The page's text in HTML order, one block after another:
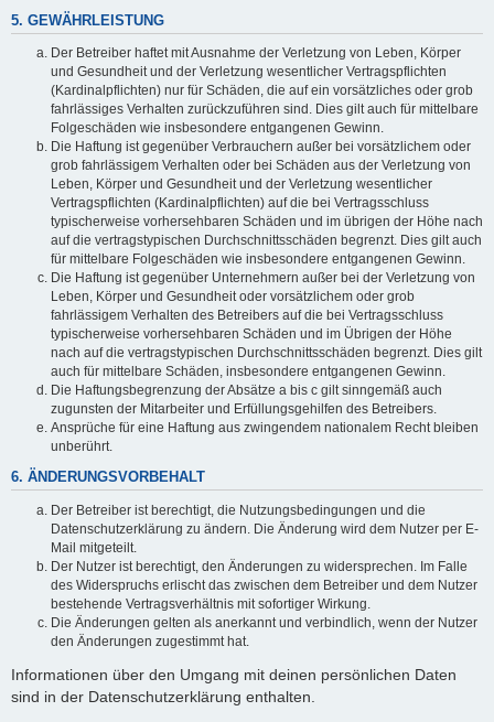
5. GEWÄHRLEISTUNG
Der Betreiber haftet mit Ausnahme der Verletzung von Leben, Körper
und Gesundheit und der Verletzung wesentlicher Vertragspflichten
(Kardinalpflichten) nur für Schäden, die auf ein vorsätzliches oder grob
fahrlässiges Verhalten zurückzuführen sind. Dies gilt auch für mittelbare
Folgeschäden wie insbesondere entgangenen Gewinn.
Die Haftung ist gegenüber Verbrauchern außer bei vorsätzlichem oder
grob fahrlässigem Verhalten oder bei Schäden aus der Verletzung von
Leben, Körper und Gesundheit und der Verletzung wesentlicher
Vertragspflichten (Kardinalpflichten) auf die bei Vertragsschluss
typischerweise vorhersehbaren Schäden und im übrigen der Höhe nach
auf die vertragstypischen Durchschnittsschäden begrenzt. Dies gilt auch
für mittelbare Folgeschäden wie insbesondere entgangenen Gewinn.
Die Haftung ist gegenüber Unternehmern außer bei der Verletzung von
Leben, Körper und Gesundheit oder vorsätzlichem oder grob
fahrlässigem Verhalten des Betreibers auf die bei Vertragsschluss
typischerweise vorhersehbaren Schäden und im Übrigen der Höhe
nach auf die vertragstypischen Durchschnittsschäden begrenzt. Dies gilt
auch für mittelbare Schäden, insbesondere entgangenen Gewinn.
Die Haftungsbegrenzung der Absätze a bis c gilt sinngemäß auch
zugunsten der Mitarbeiter und Erfüllungsgehilfen des Betreibers.
Ansprüche für eine Haftung aus zwingendem nationalem Recht bleiben
unberührt.
6. ÄNDERUNGSVORBEHALT
Der Betreiber ist berechtigt, die Nutzungsbedingungen und die
Datenschutzerklärung zu ändern. Die Änderung wird dem Nutzer per E-
Mail mitgeteilt.
Der Nutzer ist berechtigt, den Änderungen zu widersprechen. Im Falle
des Widerspruchs erlischt das zwischen dem Betreiber und dem Nutzer
bestehende Vertragsverhältnis mit sofortiger Wirkung.
Die Änderungen gelten als anerkannt und verbindlich, wenn der Nutzer
den Änderungen zugestimmt hat.
Informationen über den Umgang mit deinen persönlichen Daten
sind in der Datenschutzerklärung enthalten.